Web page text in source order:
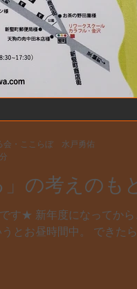
」の考えのも
す★ 新年度になってか
とお昼時間中。 できた
会・ここらぼ 水戸勇佑